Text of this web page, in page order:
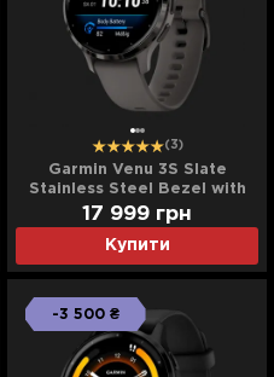
(3)
Garmin Venu 3S Slate
Stainless Steel Bezel with
Pebble Gray Case and
Silicone Band
Купити
17 999 грн
-3 500 ₴